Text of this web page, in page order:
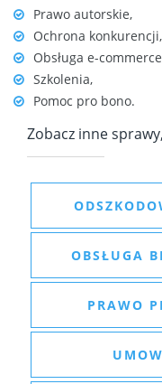
Prawo autorskie,
Ochrona konkurencji,
Obsługa e-
Szkolenia,
Pomoc pro bono.
Zobacz inne
OBSŁUGA
PRAWO